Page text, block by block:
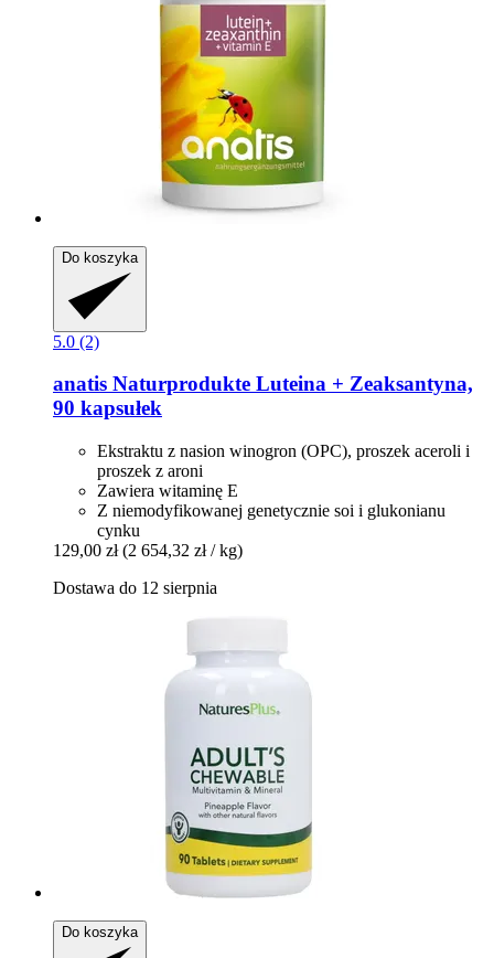
Do koszyka
5.0 (2)
anatis Naturprodukte Luteina + Zeaksantyna,
90 kapsułek
Ekstraktu z nasion winogron (OPC), proszek aceroli i
proszek z aroni
Zawiera witaminę E
Z niemodyfikowanej genetycznie soi i glukonianu
cynku
129,00 zł (2 654,32 zł / kg)
Dostawa do 12 sierpnia
Do koszyka